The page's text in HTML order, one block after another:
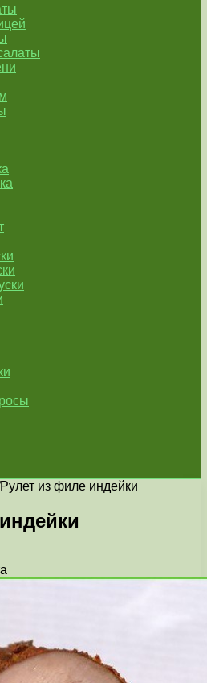
Рулет из филе индейки